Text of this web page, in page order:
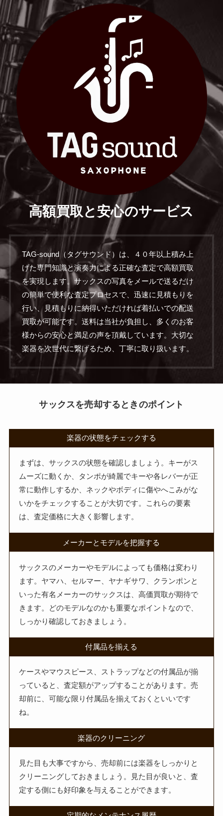
高額買取と安心のサービス
TAG-sound（タグサウンド）は、４０年以上積み上
げた専門知識と演奏力による正確な査定で高額買取
を実現します。サックスの写真をメールで送るだけ
の簡単で便利な査定プロセスで、迅速に見積もりを
行い、見積もりに納得いただければ着払いでの配送
買取が可能です。送料は当社が負担し、多くのお客
様からの安心と満足の声を頂戴しています。大切な
楽器を次世代に繋げるため、丁寧に取り扱います。
サックスを売却するときのポイント
楽器の状態をチェックする
まずは、サックスの状態を確認しましょう。キーがス
ムーズに動くか、タンポが綺麗でキーや各レバーが正
常に動作しするか、ネックやボディに傷やへこみがな
いかをチェックすることが大切です。これらの要素
は、査定価格に大きく影響します。
メーカーとモデルを把握する
サックスのメーカーやモデルによっても価格は変わり
ます。ヤマハ、セルマー、ヤナギサワ、クランポンと
いった有名メーカーのサックスは、高価買取が期待で
きます。どのモデルなのかも重要なポイントなので、
しっかり確認しておきましょう。
付属品を揃える
ケースやマウスピース、ストラップなどの付属品が揃
っていると、査定額がアップすることがあります。売
却前に、可能な限り付属品を揃えておくといいです
ね。
楽器のクリーニング
見た目も大事ですから、売却前には楽器をしっかりと
クリーニングしておきましょう。見た目が良いと、査
定する側にも好印象を与えることができます。